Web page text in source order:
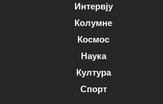
Интервју
Колумне
Космос
Наука
Култура
Спорт